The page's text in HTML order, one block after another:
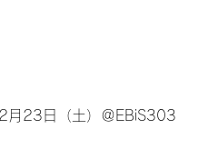
月23日（土）＠EBiS303